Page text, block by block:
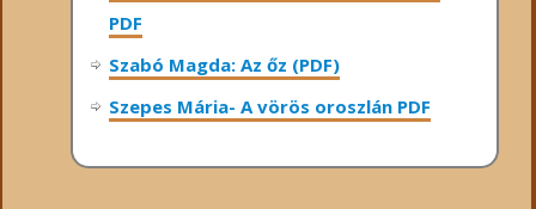
PDF
Szabó Magda: Az őz (PDF)
Szepes Mária- A vörös oroszlán PDF